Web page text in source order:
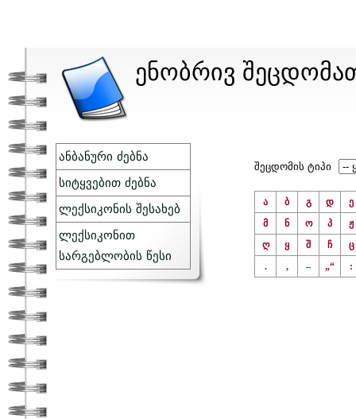
ენობრივ
ანბანური ძებნა
სიტყვებით ძებნა
ლექსიკონის შესახებ
ლექსიკონით
სარგებლობის წესი
შეცდომის ტიპი
ა ბ გ დ
ე
მ
ნ ო პ
ჟ
ღ
ყ შ ჩ
ც
.
, – „“ :